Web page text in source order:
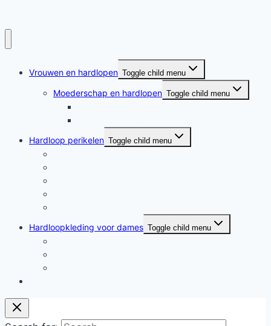
Vrouwen en hardlopen Toggle child menu
Moederschap en hardlopen Toggle child menu
Hardloop perikelen Toggle child menu
Hardloopkleding voor dames Toggle child menu